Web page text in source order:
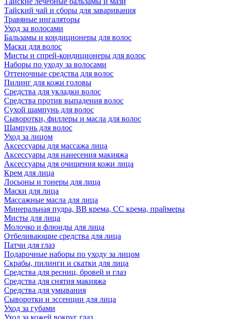
Тайский чай и сборы для заваривания
Травяные ингаляторы
Уход за волосами
Бальзамы и кондиционеры для волос
Маски для волос
Мисты и спрей-кондиционеры для волос
Наборы по уходу за волосами
Оттеночные средства для волос
Пилинг для кожи головы
Средства для укладки волос
Средства против выпадения волос
Сухой шампунь для волос
Сыворотки, филлеры и масла для волос
Шампунь для волос
Уход за лицом
Аксессуары для массажа лица
Аксессуары для нанесения макияжа
Аксессуары для очищения кожи лица
Крем для лица
Лосьоны и тонеры для лица
Маски для лица
Массажные масла для лица
Минеральная пудра, BB крема, СС крема, праймеры
Мисты для лица
Молочко и флюиды для лица
Отбеливающие средства для лица
Патчи для глаз
Подарочные наборы по уходу за лицом
Скрабы, пилинги и скатки для лица
Средства для ресниц, бровей и глаз
Средства для снятия макияжа
Средства для умывания
Сыворотки и эссенции для лица
Уход за губами
Уход за кожей вокруг глаз